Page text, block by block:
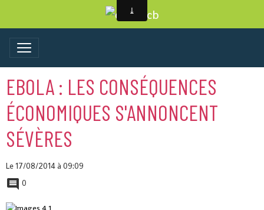
EBOLA : LES CONSÉQUENCES
ÉCONOMIQUES S'ANNONCENT
SÉVÈRES
Le 17/08/2014à 09:09
0